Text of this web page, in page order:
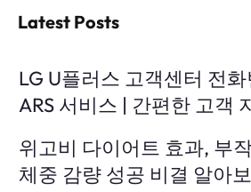
Latest Posts
LG U플러스 고객센터 전화
ARS 서비스 | 간편한 고객
위고비 다이어트 효과, 부
체중 감량 성공 비결 알아